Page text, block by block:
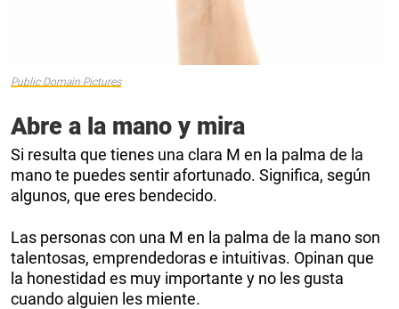
Public Domain Pictures
Abre a la mano y mira
Si resulta que tienes una clara M en la palma de la
mano te puedes sentir afortunado. Significa, según
algunos, que eres bendecido.
Las personas con una M en la palma de la mano son
talentosas, emprendedoras e intuitivas. Opinan que
la honestidad es muy importante y no les gusta
cuando alguien les miente.